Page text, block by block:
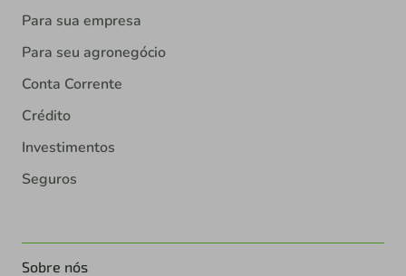
Para sua empresa
Para seu agronegócio
Conta Corrente
Crédito
Investimentos
Seguros
Sobre nós